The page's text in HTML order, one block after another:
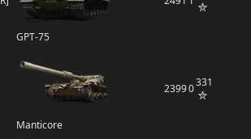
GPT-75
Manticore
23990331